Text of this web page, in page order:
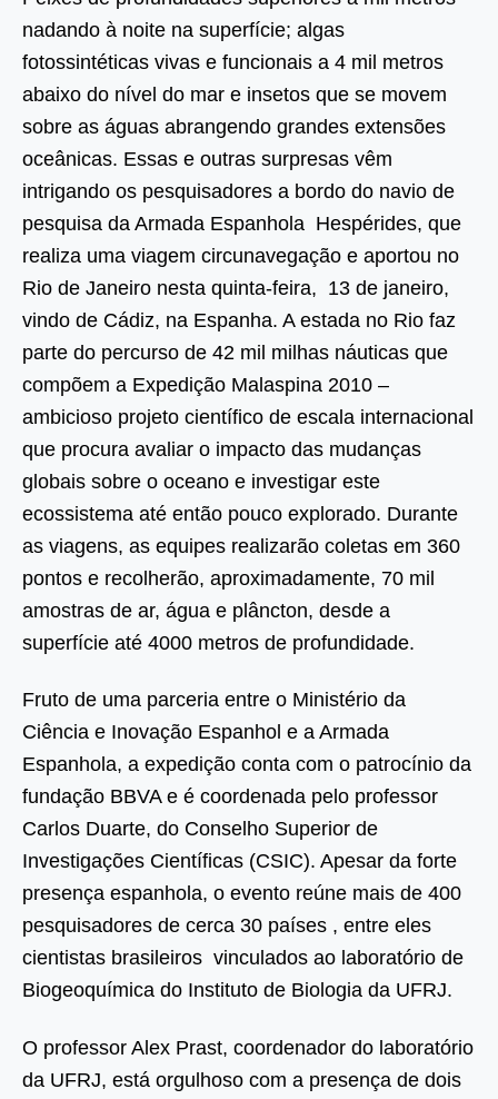
nadando à noite na superfície; algas
fotossintéticas vivas e funcionais a 4 mil metros
abaixo do nível do mar e insetos que se movem
sobre as águas abrangendo grandes extensões
oceânicas. Essas e outras surpresas vêm
intrigando os pesquisadores a bordo do navio de
pesquisa da Armada Espanhola Hespérides, que
realiza uma viagem circunavegação e aportou no
Rio de Janeiro nesta quinta-feira, 13 de janeiro,
vindo de Cádiz, na Espanha. A estada no Rio faz
parte do percurso de 42 mil milhas náuticas que
compõem a Expedição Malaspina 2010 –
ambicioso projeto científico de escala internacional
que procura avaliar o impacto das mudanças
globais sobre o oceano e investigar este
ecossistema até então pouco explorado. Durante
as viagens, as equipes realizarão coletas em 360
pontos e recolherão, aproximadamente, 70 mil
amostras de ar, água e plâncton, desde a
superfície até 4000 metros de profundidade.
Fruto de uma parceria entre o Ministério da
Ciência e Inovação Espanhol e a Armada
Espanhola, a expedição conta com o patrocínio da
fundação BBVA e é coordenada pelo professor
Carlos Duarte, do Conselho Superior de
Investigações Científicas (CSIC). Apesar da forte
presença espanhola, o evento reúne mais de 400
pesquisadores de cerca 30 países , entre eles
cientistas brasileiros vinculados ao laboratório de
Biogeoquímica do Instituto de Biologia da UFRJ.
O professor Alex Prast, coordenador do laboratório
da UFRJ, está orgulhoso com a presença de dois